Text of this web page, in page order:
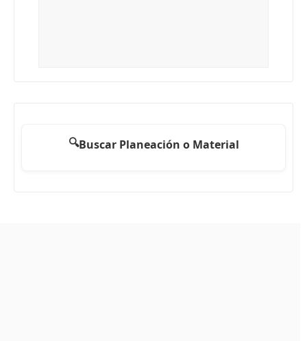
🔍Buscar Planeación o Material